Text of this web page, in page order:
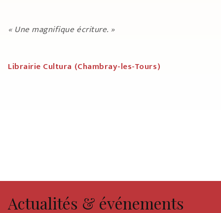
« Une magnifique écriture. »
Librairie Cultura (Chambray-les-Tours)
Actualités & événements